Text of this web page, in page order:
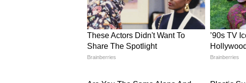
पहाड़ी राज्यों उत्तराखंड, हिमाचल और
उत्तराखंड:देहरादून, नैनीताल, हरिद्वार,
और पहाड़ों पर मलबा गिरने का खतरा है।